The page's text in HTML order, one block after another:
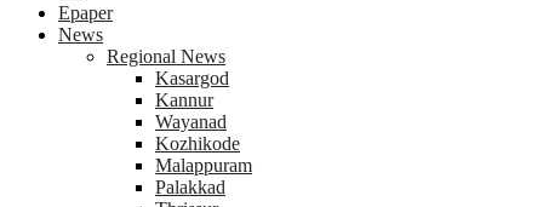
Epaper
News
Regional News
Kasargod
Kannur
Wayanad
Kozhikode
Malappuram
Palakkad